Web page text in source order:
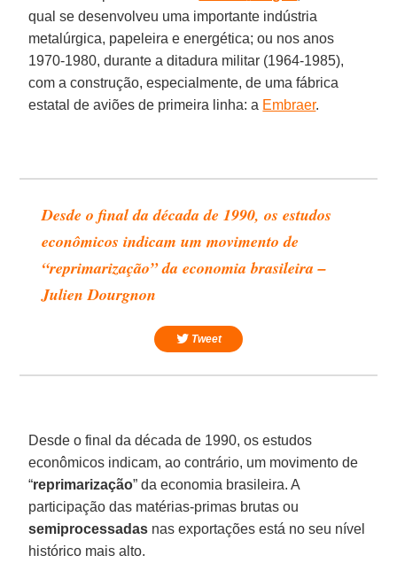
qual se desenvolveu uma importante indústria
metalúrgica, papeleira e energética; ou nos anos
1970-1980, durante a ditadura militar (1964-1985),
com a construção, especialmente, de uma fábrica
estatal de aviões de primeira linha: a Embraer.
Desde o final da década de 1990, os estudos
econômicos indicam um movimento de
“reprimarização” da economia brasileira –
Julien Dourgnon
Tweet
Desde o final da década de 1990, os estudos
econômicos indicam, ao contrário, um movimento de
“reprimarização” da economia brasileira. A
participação das matérias-primas brutas ou
semiprocessadas nas exportações está no seu nível
histórico mais alto.